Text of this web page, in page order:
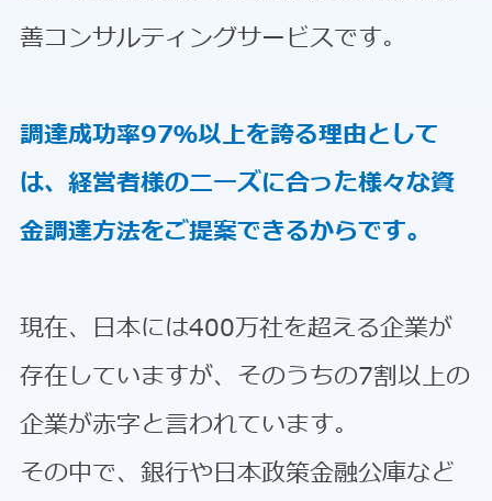
善コンサルティングサービスです。
調達成功率97％以上を誇る理由として
は、経営者様のニーズに合った様々な資
金調達方法をご提案できるからです。
現在、日本には400万社を超える企業が
存在していますが、そのうちの7割以上の
企業が赤字と言われています。
その中で、銀行や日本政策金融公庫など